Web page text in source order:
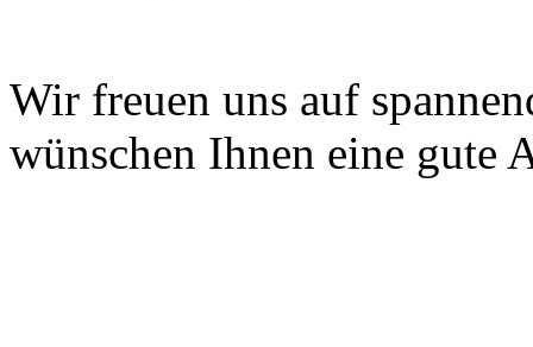
Wir freuen uns auf
wünschen Ihnen eine gute